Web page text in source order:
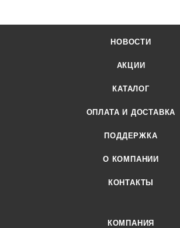
НОВОСТИ
АКЦИИ
КАТАЛОГ
ОПЛАТА И ДОСТАВКА
ПОДДЕРЖКА
О КОМПАНИИ
КОНТАКТЫ
КОМПАНИЯ